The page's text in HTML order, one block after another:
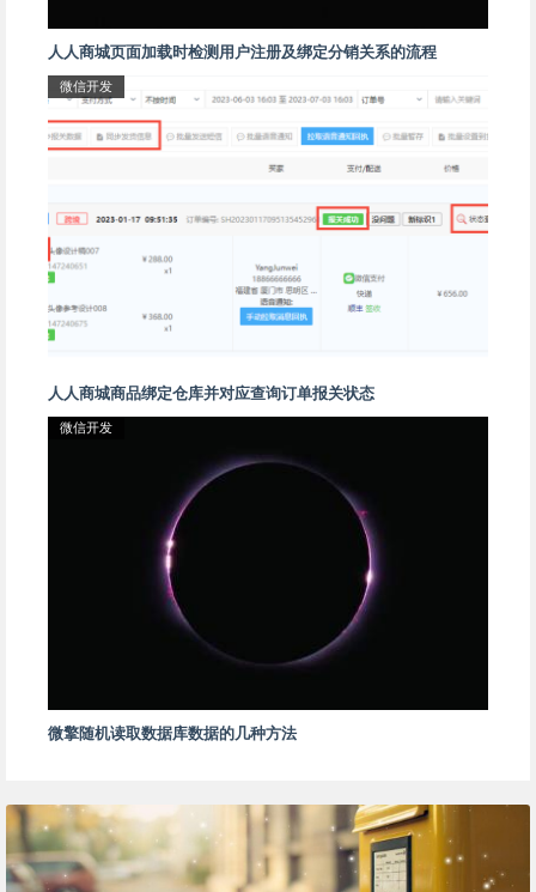
人人商城页面加载时检测用户注册及绑定分销关系的流程
微信开发
人人商城商品绑定仓库并对应查询订单报关状态
微信开发
微擎随机读取数据库数据的几种方法